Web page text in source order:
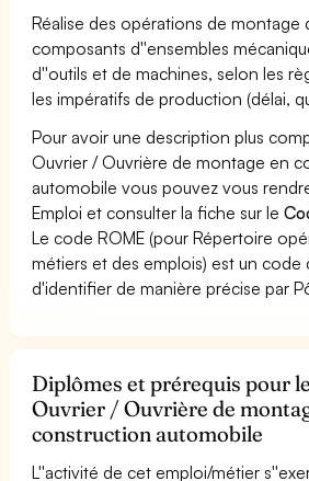
Réalise des opérations de montage
composants d''ensembles
d''outils et de machines, selon les
les impératifs de production (délai,
Pour avoir une description plus
Ouvrier / Ouvrière de montage en
automobile vous pouvez vous
Emploi et consulter la fiche sur le
Le code ROME (pour Répertoire
métiers et des emplois) est un code
d'identifier de manière précise par
Diplômes et prérequis pour
Ouvrier / Ouvrière de
construction automobile
L''activité de cet emploi/métier